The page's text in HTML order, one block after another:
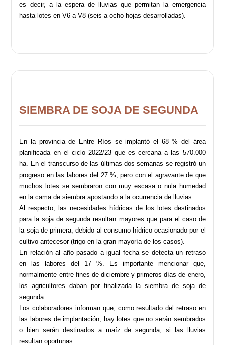
es decir, a la espera de lluvias que permitan la emergencia
hasta lotes en V6 a V8 (seis a ocho hojas desarrolladas).
SIEMBRA DE SOJA DE SEGUNDA
En la provincia de Entre Ríos se implantó el 68 % del área
planificada en el ciclo 2022/23 que es cercana a las 570.000
ha. En el transcurso de las últimas dos semanas se registró un
progreso en las labores del 27 %, pero con el agravante de que
muchos lotes se sembraron con muy escasa o nula humedad
en la cama de siembra apostando a la ocurrencia de lluvias.
Al respecto, las necesidades hídricas de los lotes destinados
para la soja de segunda resultan mayores que para el caso de
la soja de primera, debido al consumo hídrico ocasionado por el
cultivo antecesor (trigo en la gran mayoría de los casos).
En relación al año pasado a igual fecha se detecta un retraso
en las labores del 17 %. Es importante mencionar que,
normalmente entre fines de diciembre y primeros días de enero,
los agricultores daban por finalizada la siembra de soja de
segunda.
Los colaboradores informan que, como resultado del retraso en
las labores de implantación, hay lotes que no serán sembrados
o bien serán destinados a maíz de segunda, si las lluvias
resultan oportunas.